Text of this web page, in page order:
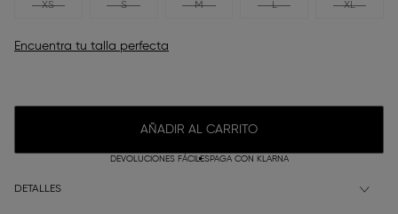
XS S M L XL
Encuentra tu talla perfecta
AÑADIR AL CARRITO
DEVOLUCIONES FÁCILESPAGA CON KLARNA
DETALLES